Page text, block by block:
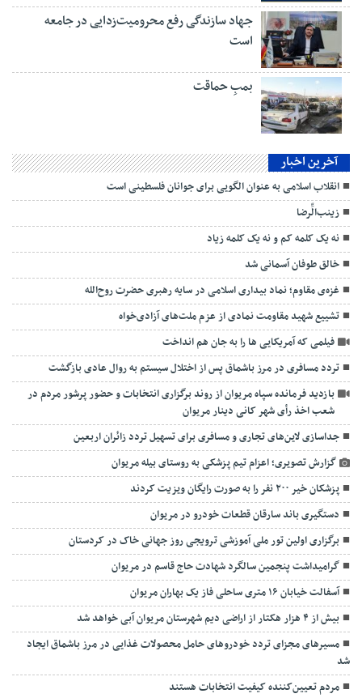
جهاد سازندگی رفع محرومیت‌زدایی در جامعه
است
بمبِ حماقت
آخرین اخبار
انقلاب اسلامی به عنوان الگویی برای جوانان فلسطینی است
زینب‌الِّرضا
نه یک کلمه کم و نه یک کلمه زیاد
خالق طوفان آسمانی شد
غزه‌ی مقاوم؛ نماد بیداری اسلامی در سایه رهبری حضرت روح‌الله
تشییع شهید مقاومت نمادی از عزم ملت‌های آزادی‌خواه
فیلمی که آمریکایی ها را به جان هم انداخت
تردد مسافری در مرز باشماق پس از اختلال سیستم به روال عادی بازگشت
بازدید فرمانده سپاه مریوان از روند برگزاری انتخابات و حضور پرشور مردم در
شعب اخذ رأی شهر کانی دینار مریوان
جداسازی لاین‌های تجاری و مسافری برای تسهیل تردد زائران اربعین
گزارش تصویری؛ اعزام تیم پزشکی به روستای بیله مریوان
پزشکان خیر ۲۰۰ نفر را به صورت رایگان ویزیت کردند
دستگیری باند سارقان قطعات خودرو در مریوان
برگزاری اولین تور ملی آموزشی ترویجی روز جهانی خاک در کردستان
گرامیداشت پنجمین سالگرد شهادت حاج قاسم در مریوان
آسفالت خیابان ۱۶ متری ساحلی فاز یک بهاران مریوان
بیش از ۴ هزار هکتار از اراضی دیم شهرستان مریوان آبی خواهد شد
مسیرهای مجزای تردد خودروهای حامل محصولات غذایی در مرز باشماق ایجاد
شد
مردم تعیین‌کننده کیفیت انتخابات هستند